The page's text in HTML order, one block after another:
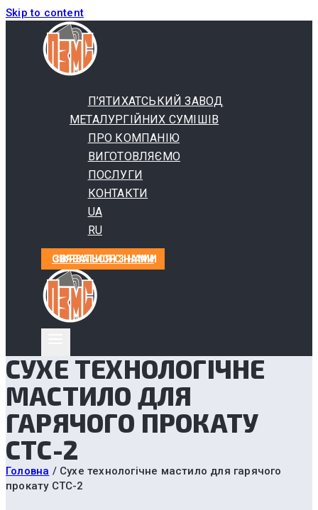
Skip to content
П’ЯТИХАТСЬКИЙ ЗАВОД
МЕТАЛУРГІЙНИХ СУМІШІВ
ПРО КОМПАНІЮ
ВИГОТОВЛЯЄМО
ПОСЛУГИ
КОНТАКТИ
UA
RU
СВЯЗАТЬСЯ С НАМИ
СУХЕ ТЕХНОЛОГІЧНЕ
МАСТИЛО ДЛЯ
ГАРЯЧОГО ПРОКАТУ
СТС-2
Головна / Сухе технологічне мастило для гарячого
прокату СТС-2